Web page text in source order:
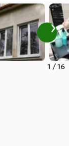
1 /16